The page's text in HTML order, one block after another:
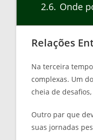
2.6 Onde
Relações
Na terceira
complexas. Um
cheia de
Outro par que
suas jornadas